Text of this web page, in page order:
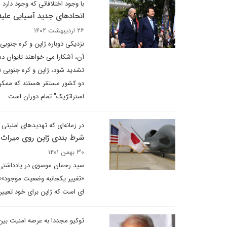
با وجود اختلافاتی که وجود دارد
اتحادهای جدید آسیایی
۲۶ اردیبهشت ۱۴۰۲
نزدیکی دوباره ژاپن و کره
آن، آشکارا می خواهند تایوان
تشدید شود، ژاپن و کره جنوبی
دو کشور مستقر هستند که
استراتژیک" تمام دوران است.
در زمانه‌ای که تهدیدهای
شرط بندی ژاپن روی میراث
۳۰ بهمن ۱۴۰۱
سید رحمان موسوی در یادداشتی
«تغییر یکجانبه وضعیت
ای است که ژاپن برای خود
توکیو مجددا به عرصه امنیت